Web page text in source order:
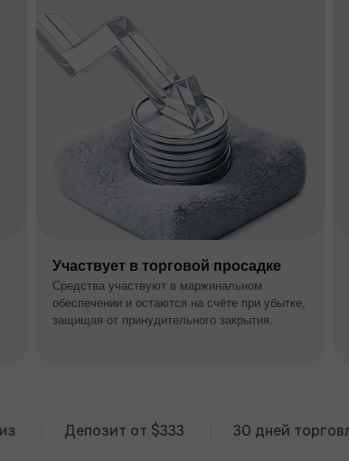
Участвует в торговой просадке
Средства участвуют в маржинальном
обеспечении и остаются на счёте при убытке,
защищая от принудительного закрытия.
Депозит от $333 30 дней торговли